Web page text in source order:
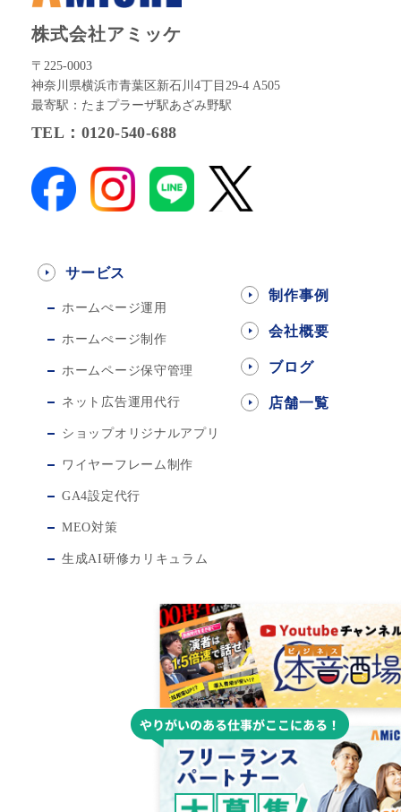
株式会社アミッケ
〒225-0003
神奈川県横浜市青葉区新石川4丁目29-4 A505
最寄駅：たまプラーザ駅あざみ野駅
TEL：0120-540-688
サービス
ホームぺージ運用
ホームぺージ制作
ホームページ保守管理
ネット広告運用代行
ショップオリジナルアプリ
ワイヤーフレーム制作
GA4設定代行
MEO対策
生成AI研修カリキュラム
制作事例
会社概要
ブログ
店舗一覧